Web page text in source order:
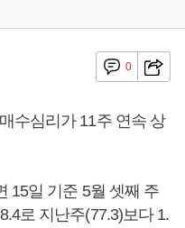
0
수심리가 11주 연속 상
15일 기준 5월 셋째 주
로 지난주(77.3)보다 1.